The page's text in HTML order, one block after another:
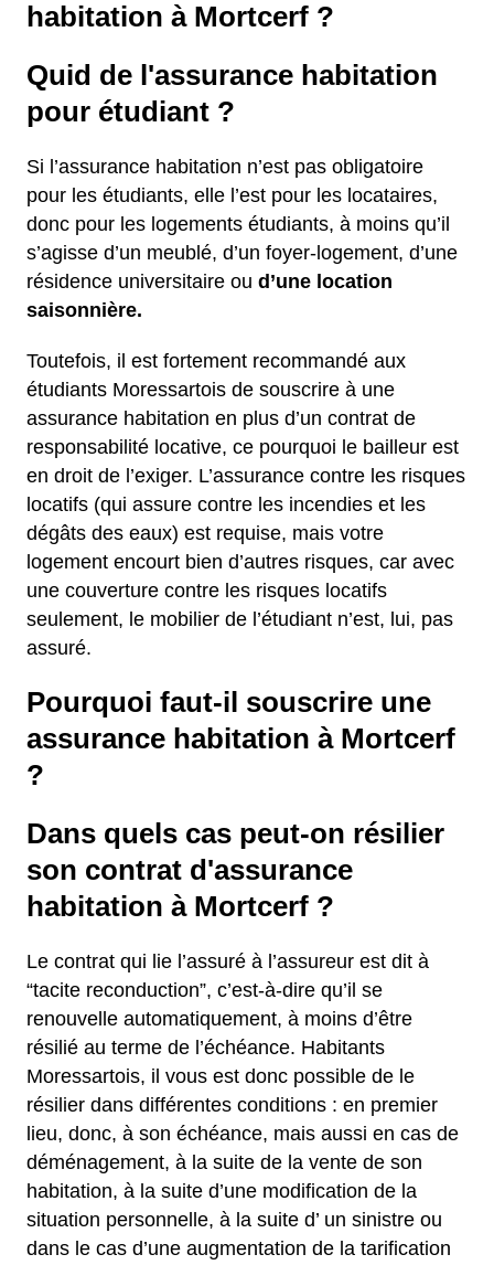
habitation à Mortcerf ?
Quid de l'assurance habitation
pour étudiant ?
Si l’assurance habitation n’est pas obligatoire
pour les étudiants, elle l’est pour les locataires,
donc pour les logements étudiants, à moins qu’il
s’agisse d’un meublé, d’un foyer-logement, d’une
résidence universitaire ou d’une location
saisonnière.
Toutefois, il est fortement recommandé aux
étudiants Moressartois de souscrire à une
assurance habitation en plus d’un contrat de
responsabilité locative, ce pourquoi le bailleur est
en droit de l’exiger. L’assurance contre les risques
locatifs (qui assure contre les incendies et les
dégâts des eaux) est requise, mais votre
logement encourt bien d’autres risques, car avec
une couverture contre les risques locatifs
seulement, le mobilier de l’étudiant n’est, lui, pas
assuré.
Pourquoi faut-il souscrire une
assurance habitation à Mortcerf
?
Dans quels cas peut-on résilier
son contrat d'assurance
habitation à Mortcerf ?
Le contrat qui lie l’assuré à l’assureur est dit à
“tacite reconduction”, c’est-à-dire qu’il se
renouvelle automatiquement, à moins d’être
résilié au terme de l’échéance. Habitants
Moressartois, il vous est donc possible de le
résilier dans différentes conditions : en premier
lieu, donc, à son échéance, mais aussi en cas de
déménagement, à la suite de la vente de son
habitation, à la suite d’une modification de la
situation personnelle, à la suite d’ un sinistre ou
dans le cas d’une augmentation de la tarification